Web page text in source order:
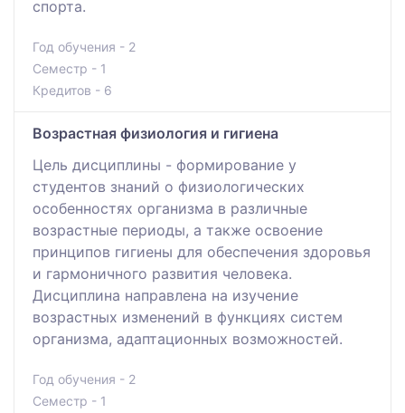
спорта.
Год обучения - 2
Семестр - 1
Кредитов - 6
Возрастная физиология и гигиена
Цель дисциплины - формирование у
студентов знаний о физиологических
особенностях организма в различные
возрастные периоды, а также освоение
принципов гигиены для обеспечения здоровья
и гармоничного развития человека.
Дисциплина направлена на изучение
возрастных изменений в функциях систем
организма, адаптационных возможностей.
Год обучения - 2
Семестр - 1